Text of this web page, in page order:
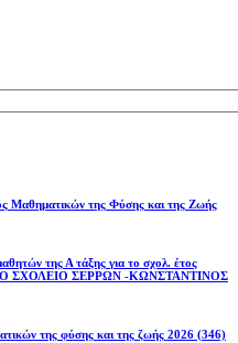
Μαθηματικών της Φύσης και της Ζωής
της Α τάξης για το σχολ. έτος
ΣΧΟΛΕΙΟ ΣΕΡΡΩΝ -ΚΩΝΣΤΑΝΤΙΝΟΣ
της φύσης και της ζωής 2026 (346)